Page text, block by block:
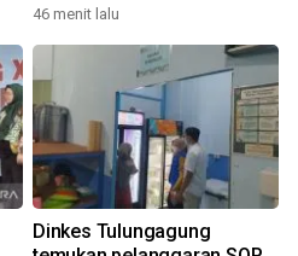
46 menit lalu
Dinkes Tulungagung